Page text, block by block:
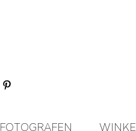
FOTOGRAFEN